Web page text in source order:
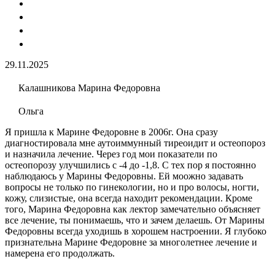
29.11.2025
Калашникова Марина Федоровна
Ольга
Я пришла к Марине Федоровне в 2006г. Она сразу
диагностировала мне аутоиммунный тиреоидит и остеопороз
и назначила лечение. Через год мои показатели по
остеопорозу улучшились с -4 до -1,8. С тех пор я постоянно
наблюдаюсь у Марины Федоровны. Ей моожно задавать
вопросы не только по гинекологии, но и про волосы, ногти,
кожу, слизистые, она всегда находит рекомендации. Кроме
того, Марина Федоровна как лектор замечательно объясняет
все лечение, ты понимаешь, что и зачем делаешь. От Марины
Федоровны всегда уходишь в хорошем настроении. Я глубоко
признательна Марине Федоровне за многолетнее лечение и
намерена его продолжать.